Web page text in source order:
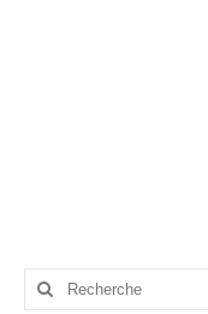
Rechercher